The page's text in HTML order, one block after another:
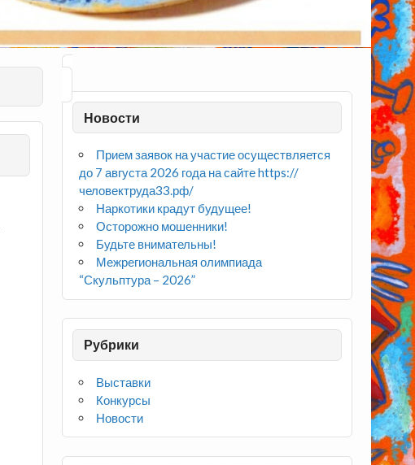
Новости
Прием заявок на участие осуществляется
до 7 августа 2026 года на сайте https://
человектруда33.рф/
Наркотики крадут будущее!
Осторожно мошенники!
Будьте внимательны!
Межрегиональная олимпиада
“Скульптура – 2026”
Рубрики
Выставки
Конкурсы
Новости